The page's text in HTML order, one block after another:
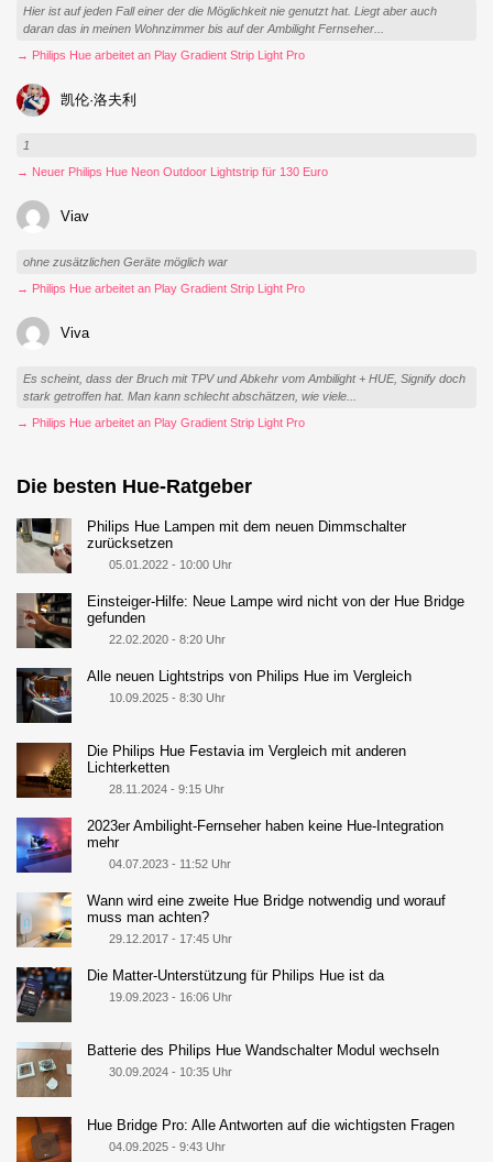
Hier ist auf jeden Fall einer der die Möglichkeit nie genutzt hat. Liegt aber auch
daran das in meinen Wohnzimmer bis auf der Ambilight Fernseher...
→ Philips Hue arbeitet an Play Gradient Strip Light Pro
凯伦·洛夫利
1
→ Neuer Philips Hue Neon Outdoor Lightstrip für 130 Euro
Viav
ohne zusätzlichen Geräte möglich war
→ Philips Hue arbeitet an Play Gradient Strip Light Pro
Viva
Es scheint, dass der Bruch mit TPV und Abkehr vom Ambilight + HUE, Signify doch
stark getroffen hat. Man kann schlecht abschätzen, wie viele...
→ Philips Hue arbeitet an Play Gradient Strip Light Pro
Die besten Hue-Ratgeber
Philips Hue Lampen mit dem neuen Dimmschalter
zurücksetzen
05.01.2022 - 10:00 Uhr
Einsteiger-Hilfe: Neue Lampe wird nicht von der Hue Bridge
gefunden
22.02.2020 - 8:20 Uhr
Alle neuen Lightstrips von Philips Hue im Vergleich
10.09.2025 - 8:30 Uhr
Die Philips Hue Festavia im Vergleich mit anderen
Lichterketten
28.11.2024 - 9:15 Uhr
2023er Ambilight-Fernseher haben keine Hue-Integration
mehr
04.07.2023 - 11:52 Uhr
Wann wird eine zweite Hue Bridge notwendig und worauf
muss man achten?
29.12.2017 - 17:45 Uhr
Die Matter-Unterstützung für Philips Hue ist da
19.09.2023 - 16:06 Uhr
Batterie des Philips Hue Wandschalter Modul wechseln
30.09.2024 - 10:35 Uhr
Hue Bridge Pro: Alle Antworten auf die wichtigsten Fragen
04.09.2025 - 9:43 Uhr